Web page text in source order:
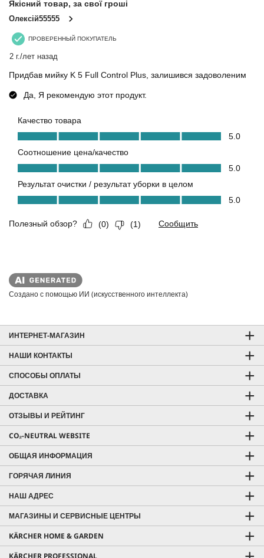
Создано с помощью ИИ (искусственного интеллекта)
ИНТЕРНЕТ-МАГАЗИН
НАШИ КОНТАКТЫ
СПОСОБЫ ОПЛАТЫ
ДОСТАВКА
ОТЗЫВЫ И РЕЙТИНГ
CO₂-NEUTRAL WEBSITE
ОБЩАЯ ИНФОРМАЦИЯ
ГОРЯЧАЯ ЛИНИЯ
НАШ АДРЕС
МАГАЗИНЫ И СЕРВИСНЫЕ ЦЕНТРЫ
KÄRCHER HOME & GARDEN
KÄRCHER PROFESSIONAL